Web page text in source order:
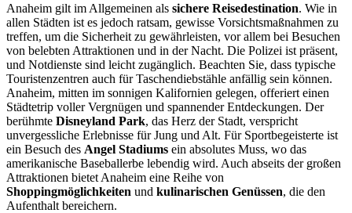
Anaheim gilt im Allgemeinen als sichere Reisedestination. Wie in
allen Städten ist es jedoch ratsam, gewisse Vorsichtsmaßnahmen zu
treffen, um die Sicherheit zu gewährleisten, vor allem bei Besuchen
von belebten Attraktionen und in der Nacht. Die Polizei ist präsent,
und Notdienste sind leicht zugänglich. Beachten Sie, dass typische
Touristenzentren auch für Taschendiebstähle anfällig sein können.
Anaheim, mitten im sonnigen Kalifornien gelegen, offeriert einen
Städtetrip voller Vergnügen und spannender Entdeckungen. Der
berühmte Disneyland Park, das Herz der Stadt, verspricht
unvergessliche Erlebnisse für Jung und Alt. Für Sportbegeisterte ist
ein Besuch des Angel Stadiums ein absolutes Muss, wo das
amerikanische Baseballerbe lebendig wird. Auch abseits der großen
Attraktionen bietet Anaheim eine Reihe von
Shoppingmöglichkeiten und kulinarischen Genüssen, die den
Aufenthalt bereichern.